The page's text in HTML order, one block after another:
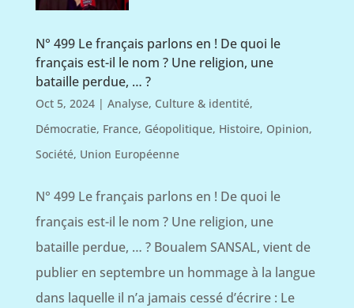
N° 499 Le français parlons en ! De quoi le
français est-il le nom ? Une religion, une
bataille perdue, … ?
Oct 5, 2024| Analyse, Culture & identité,
Démocratie, France, Géopolitique, Histoire, Opinion,
Société, Union Européenne
N° 499 Le français parlons en ! De quoi le
français est-il le nom ? Une religion, une
bataille perdue, … ? Boualem SANSAL, vient de
publier en septembre un hommage à la langue
dans laquelle il n’a jamais cessé d’écrire : Le